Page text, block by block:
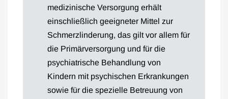
medizinische Versorgung erhält
einschließlich geeigneter Mittel zur
Schmerzlinderung, das gilt vor allem für
die Primärversorgung und für die
psychiatrische Behandlung von
Kindern mit psychischen Erkrankungen
sowie für die spezielle Betreuung von